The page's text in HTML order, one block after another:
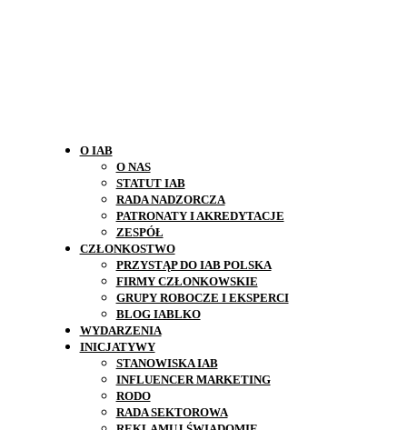
O IAB
O NAS
STATUT IAB
RADA NADZORCZA
PATRONATY I AKREDYTACJE
ZESPÓŁ
CZŁONKOSTWO
PRZYSTĄP DO IAB POLSKA
FIRMY CZŁONKOWSKIE
GRUPY ROBOCZE I EKSPERCI
BLOG IABLKO
WYDARZENIA
INICJATYWY
STANOWISKA IAB
INFLUENCER MARKETING
RODO
RADA SEKTOROWA